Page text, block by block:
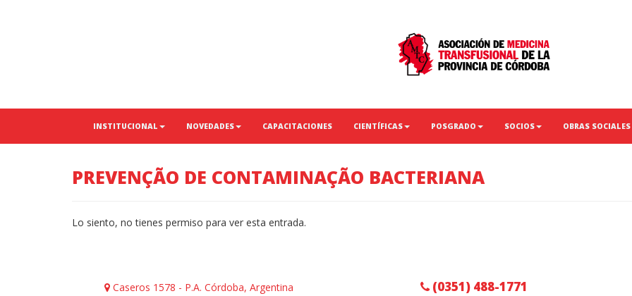
INSTITUCIONAL NOVEDADES CAPACITACIONES CIENTÍFICAS POSGRADO SOCIOS OBRAS SOCIALES
PREVENÇÃO DE CONTAMINAÇÃO BACTERIANA
Lo siento, no tienes permiso para ver esta entrada.
Caseros 1578 - P.A. Córdoba, Argentina
(0351) 488-1771